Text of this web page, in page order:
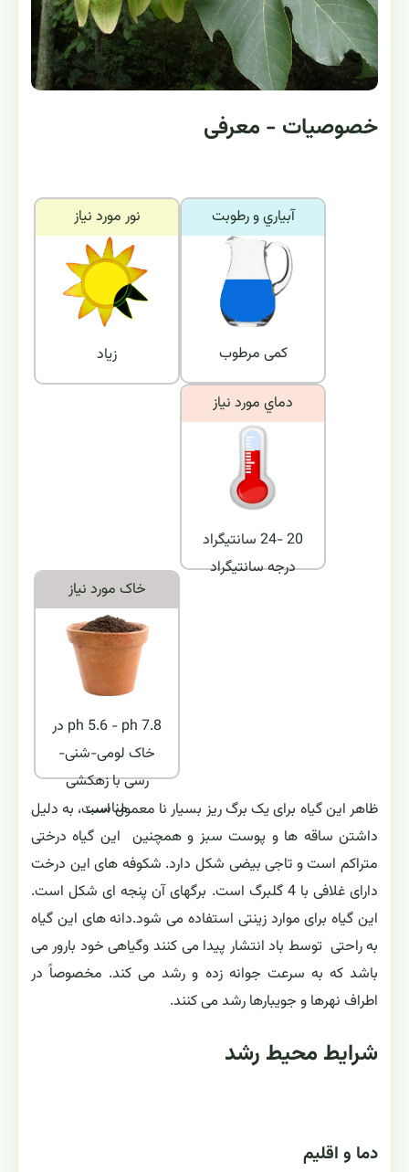
خصوصیات - معرفی
نور مورد نياز
زیاد
آبياري و رطوبت
کمی مرطوب
دماي مورد نياز
20 -24 سانتیگراد
درجه سانتیگراد
خاک مورد نياز
ph 5.6 - ph 7.8 در
خاک لومی-شنی-
رسی با زهکشی
مناسب
ظاهر این گیاه برای یک برگ ریز بسیار نا معمول است، به دلیل
داشتن ساقه ها و پوست سبز و همچنین این گیاه درختی
متراکم است و تاجی بیضی شکل دارد. شکوفه های این درخت
دارای غلافی با 4 گلبرگ است. برگهای آن پنجه ای شکل است.
این گیاه برای موارد زینتی استفاده می شود.دانه های این گیاه
به راحتی توسط باد انتشار پیدا می کنند وگیاهی خود بارور می
باشد که به سرعت جوانه زده و رشد می کند. مخصوصاً در
اطراف نهرها و جویبارها رشد می کنند.
شرایط محیط رشد
دما و اقلیم